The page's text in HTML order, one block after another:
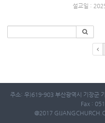
설교일 :
주소: 우)619-903 부산광역시 기장군
Fax :
@2017